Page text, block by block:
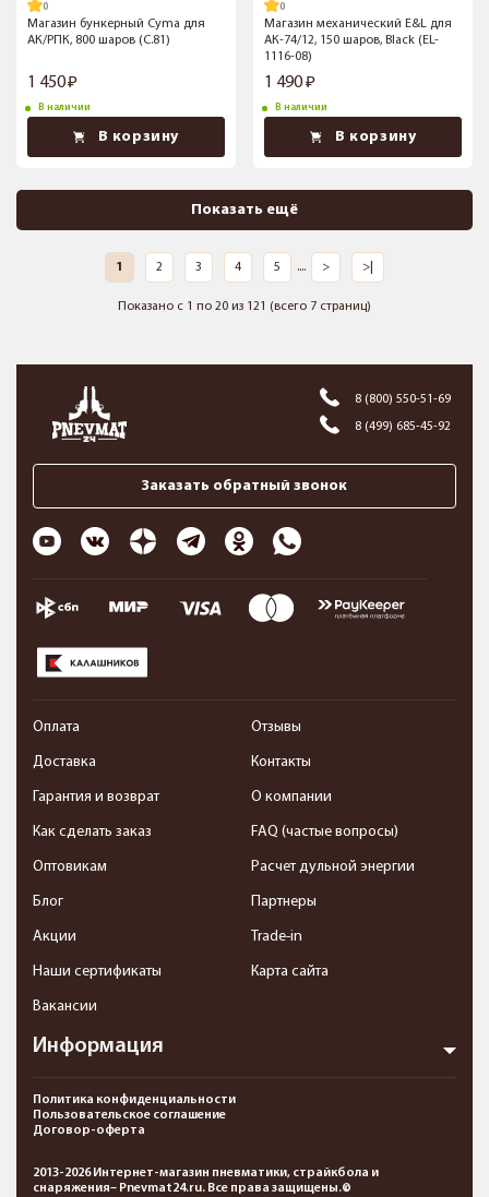
Магазин бункерный Cyma для
АК/РПК, 800 шаров (C.81)
1 450
В наличии
В корзину
Магазин механический E&L для
АК-74/12, 150 шаров, Black (EL-
1116-08)
1 490
В наличии
В корзину
Показать ещё
1 2 3 4 5 .... > >|
Показано с 1 по 20 из 121 (всего 7 страниц)
8 (800) 550-51-69
8 (499) 685-45-92
Заказать обратный звонок
Информация
Оплата
Доставка
Гарантия и возврат
Как сделать заказ
Оптовикам
Блог
Акции
Наши сертификаты
Вакансии
Отзывы
Контакты
О компании
FAQ (частые вопросы)
Расчет дульной энергии
Партнеры
Trade-in
Карта сайта
Политика конфиденциальности
Пользовательское соглашение
Договор-оферта
2013-2026 Интернет-магазин пневматики, страйкбола и
снаряжения– Pnevmat24.ru. Все права защищены.©